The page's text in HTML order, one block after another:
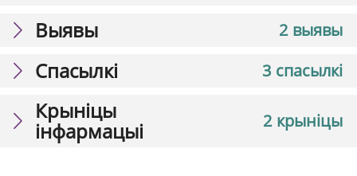
2 выявы
Выявы
3 спасылкі
Спасылкі
2 крыніцы
Крыніцы
інфармацыі